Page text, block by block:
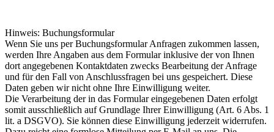
Hinweis: Buchungsformular
Wenn Sie uns per Buchungsformular Anfragen zukommen lassen,
werden Ihre Angaben aus dem Formular inklusive der von Ihnen
dort angegebenen Kontaktdaten zwecks Bearbeitung der Anfrage
und für den Fall von Anschlussfragen bei uns gespeichert. Diese
Daten geben wir nicht ohne Ihre Einwilligung weiter.
Die Verarbeitung der in das Formular eingegebenen Daten erfolgt
somit ausschließlich auf Grundlage Ihrer Einwilligung (Art. 6 Abs. 1
lit. a DSGVO). Sie können diese Einwilligung jederzeit widerrufen.